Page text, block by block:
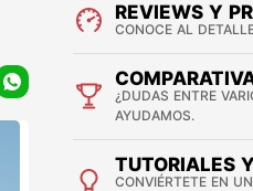
REVIEWS Y
CONOCE AL
¿DUDAS ENTRE
AYUDAMOS.
TUTORIALES
CONVIÉRTETE EN